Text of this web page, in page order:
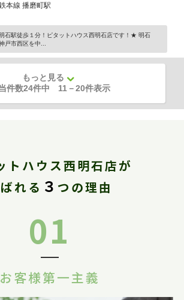
本線 播磨町駅
石駅徒歩１分！ピタットハウス西明石店です！★ 明石
戸市西区を中...
もっと見る
件数24件中 11 －20件表示
トハウス西明石店が
れる ３ つの理由
01
お客様第一主義